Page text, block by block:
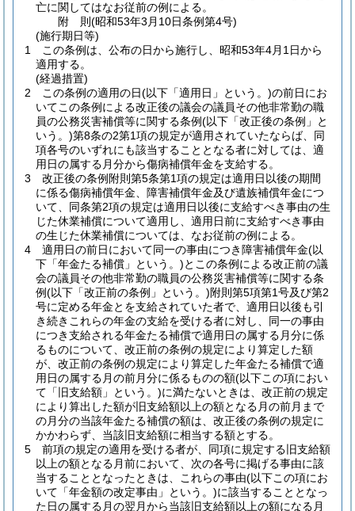
亡に関してはなお従前の例による。
附 則(昭和53年3月10日条例第4号)
(施行期日等)
1
この条例は、公布の日から施行し、昭和53年4月1日から
適用する。
(経過措置)
2
この条例の適用の日(以下「適用日」という。)の前日にお
いてこの条例による改正後の議会の議員その他非常勤の職
員の公務災害補償等に関する条例(以下「改正後の条例」と
いう。)第8条の2第1項の規定が適用されていたならば、同
項各号のいずれにも該当することとなる者に対しては、適
用日の属する月分から傷病補償年金を支給する。
3
改正後の条例附則第5条第1項の規定は適用日以後の期間
に係る傷病補償年金、障害補償年金及び遺族補償年金につ
いて、同条第2項の規定は適用日以後に支給すべき事由の生
じた休業補償について適用し、適用日前に支給すべき事由
の生じた休業補償については、なお従前の例による。
4
適用日の前日において同一の事由につき障害補償年金(以
下「年金たる補償」という。)とこの条例による改正前の議
会の議員その他非常勤の職員の公務災害補償等に関する条
例(以下「改正前の条例」という。)附則第5項第1号及び第2
号に定める年金とを支給されていた者で、適用日以後も引
き続きこれらの年金の支給を受ける者に対し、同一の事由
につき支給される年金たる補償で適用日の属する月分に係
るものについて、改正前の条例の規定により算定した額
が、改正前の条例の規定により算定した年金たる補償で適
用日の属する月の前月分に係るものの額(以下この項におい
て「旧支給額」という。)に満たないときは、改正前の規定
により算出した額が旧支給額以上の額となる月の前月まで
の月分の当該年金たる補償の額は、改正後の条例の規定に
かかわらず、当該旧支給額に相当する額とする。
5
前項の規定の適用を受ける者が、同項に規定する旧支給額
以上の額となる月前において、次の各号に掲げる事由に該
当することとなったときは、これらの事由(以下この項にお
いて「年金額の改定事由」という。)に該当することとなっ
た日の属する月の翌月から当該旧支給額以上の額になる月